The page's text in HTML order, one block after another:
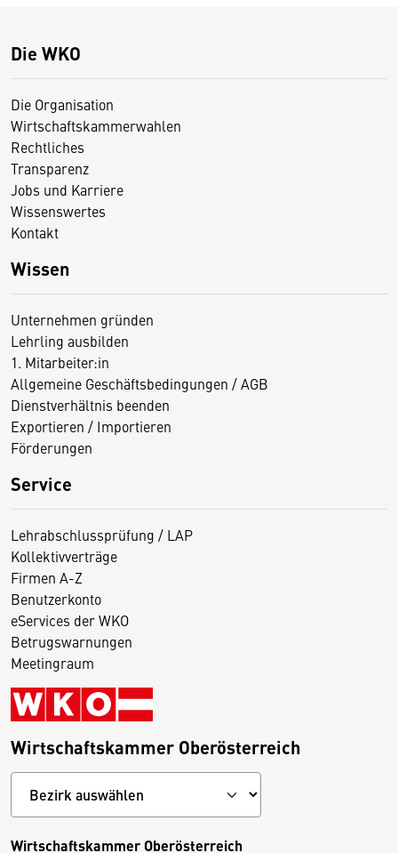
Die WKO
Die Organisation
Wirtschaftskammerwahlen
Rechtliches
Transparenz
Jobs und Karriere
Wissenswertes
Kontakt
Wissen
Unternehmen gründen
Lehrling ausbilden
1. Mitarbeiter:in
Allgemeine Geschäftsbedingungen / AGB
Dienstverhältnis beenden
Exportieren / Importieren
Förderungen
Service
Lehrabschlussprüfung / LAP
Kollektivverträge
Firmen A-Z
Benutzerkonto
eServices der WKO
Betrugswarnungen
Meetingraum
Wirtschaftskammer Oberösterreich
Wirtschaftskammer Oberösterreich